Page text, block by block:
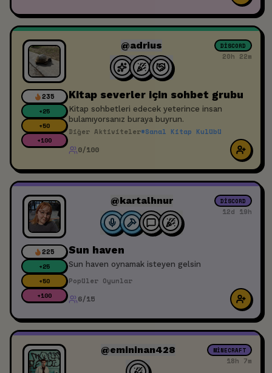
çevrenizdeki herkes F2P oyunlar mı oynuyor?
👯 Yeni oyunlar keşfedeceğiniz bir arkadaş
BU ETKİNLİK TAM SİZE GÖRE! 🐉 🎮 Kendinizi
tanıtan ve ne tarz oyunlardan hoşlandığınızı
belirten bir açıklama yazıp etkinliğe katılırsanız
tanışabiliriz! 🎮
235
+25
+50
+100
@adrius DISCORD
20h 22m
Kitap severler için sohbet grubu
Kitap sohbetleri edecek yeterince insan
bulamıyorsanız buraya buyrun.
Diğer Aktiviteler#Sanal Kitap Kulübü
0/100
225
+25
+50
+100
@kartalhnur DISCORD
12d 19h
Sun haven
Sun haven oynamak isteyen gelsin
Popüler Oyunlar
6/15
@emininan428 MINECRAFT
18h 7m